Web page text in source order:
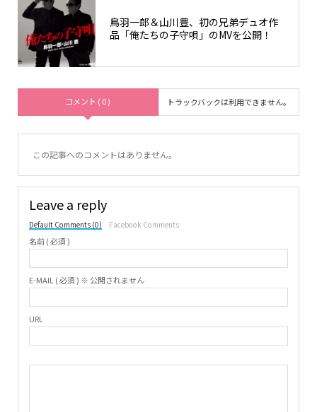
鳥羽一郎＆山川豊、初の兄弟デュオ作
品「俺たちの子守唄」のMVを公開！
コメント ( 0 ) トラックバックは利用できません。
この記事へのコメントはありません。
Leave a reply
Default Comments (0) Facebook Comments
名前 ( 必須 )
E-MAIL ( 必須 ) ※ 公開されません
URL